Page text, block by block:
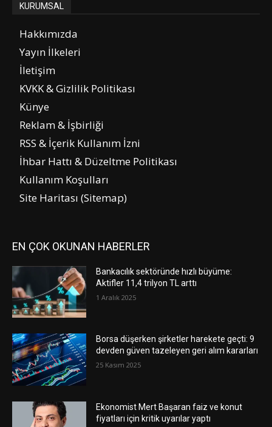
KURUMSAL
Hakkımızda
Yayın İlkeleri
İletişim
KVKK & Gizlilik Politikası
Künye
Reklam & İşbirliği
RSS & İçerik Kullanım İzni
İhbar Hattı & Düzeltme Politikası
Kullanım Koşulları
Site Haritası (Sitemap)
EN ÇOK OKUNAN HABERLER
Bankacılık sektöründe hızlı büyüme:
Aktifler 11,4 trilyon TL arttı
1 Aralık 2025
Borsa düşerken şirketler harekete geçti: 9
devden güven tazeleyen geri alım kararları
25 Kasım 2025
Ekonomist Mert Başaran faiz ve konut
fiyatları için kritik uyarılar yaptı